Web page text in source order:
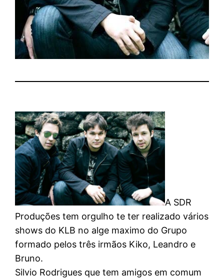
A SDR
Produções tem orgulho te ter realizado vários
shows do KLB no alge maximo do Grupo
formado pelos três irmãos Kiko, Leandro e
Bruno.
Silvio Rodrigues que tem amigos em comum